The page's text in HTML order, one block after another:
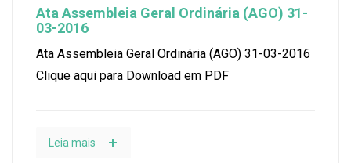
Ata Assembleia Geral Ordinária (AGO) 31-
03-2016
Ata Assembleia Geral Ordinária (AGO) 31-03-2016
Clique aqui para Download em PDF
Leia mais